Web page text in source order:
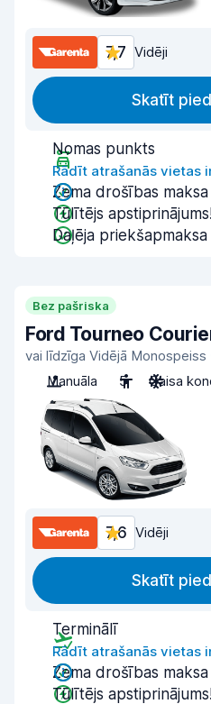
7,7 Vidēji
Skatīt
Nomas punkts
Rādīt atrašanās vietas
Zema drošības maksa
Tūlītējs
Daļēja priekšapmaksa
Bez pašriska
Ford Tourneo
vai līdzīga Vidējā Monospeiss
Manuāla
5 Gaisa
7,6 Vidēji
Skatīt
Terminālī
Rādīt atrašanās vietas
Zema drošības maksa
Tūlītējs